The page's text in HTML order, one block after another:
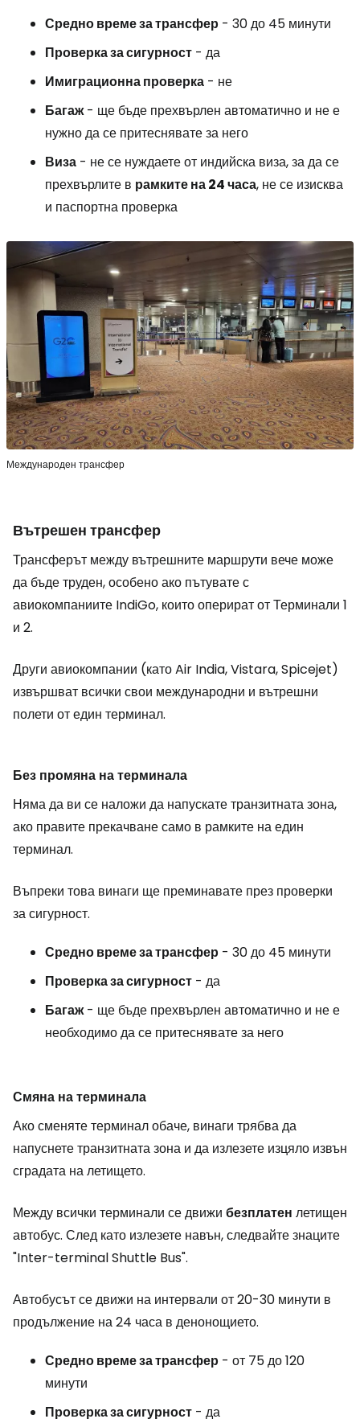
Средно време за трансфер - 30 до 45 минути
Проверка за сигурност - да
Имиграционна проверка - не
Багаж- ще бъде прехвърлен автоматично и не е
нужно да се притеснявате за него
Виза - не се нуждаете от индийска виза, за да се
прехвърлите в рамките на 24 часа, не се изисква
и паспортна проверка
Международен трансфер
Вътрешен трансфер
Трансферът между вътрешните маршрути вече може
да бъде труден, особено ако пътувате с
авиокомпаниите IndiGo, които оперират от Терминали 1
и 2.
Други авиокомпании (като Air India, Vistara, Spicejet)
извършват всички свои международни и вътрешни
полети от един терминал.
Без промяна на терминала
Няма да ви се наложи да напускате транзитната зона,
ако правите прекачване само в рамките на един
терминал.
Въпреки това винаги ще преминавате през проверки
за сигурност.
Средно време за трансфер - 30 до 45 минути
Проверка за сигурност - да
Багаж- ще бъде прехвърлен автоматично и не е
необходимо да се притеснявате за него
Смяна на терминала
Ако сменяте терминал обаче, винаги трябва да
напуснете транзитната зона и да излезете изцяло извън
сградата на летището.
Между всички терминали се движи безплатен летищен
автобус. След като излезете навън, следвайте знаците
"Inter-terminal Shuttle Bus".
Автобусът се движи на интервали от 20-30 минути в
продължение на 24 часа в денонощието.
Средно време за трансфер - от 75 до 120
минути
Проверка за сигурност - да